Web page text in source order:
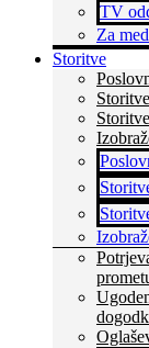
TV
Za
Storitve